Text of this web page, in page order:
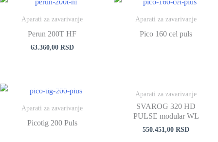
Aparati za zavarivanje
Perun 200T HF
63.360,00 RSD
Aparati za zavarivanje
Pico 160 cel puls
Aparati za zavarivanje
Picotig 200 Puls
Aparati za zavarivanje
SVAROG 320 HD
PULSE modular WL
550.451,00 RSD